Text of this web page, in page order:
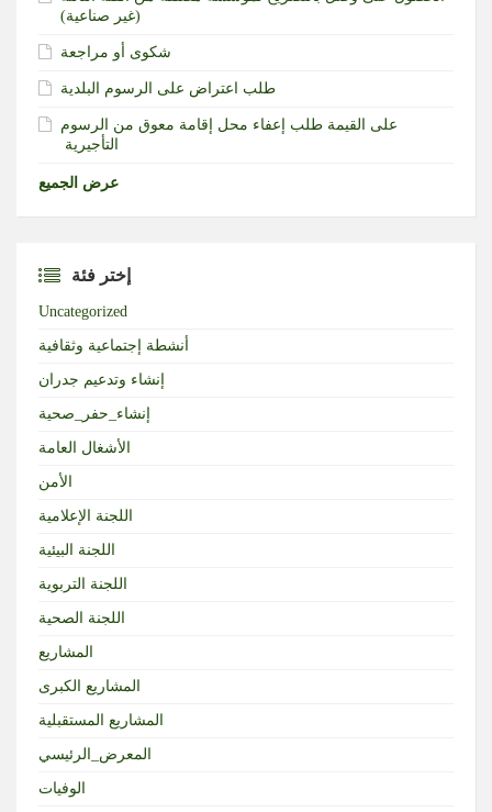
(غير صناعية)‏
شكوى أو مراجعة
طلب اعتراض على الرسوم البلدية
طلب إعفاء محل إقامة معوق من الرسوم‎ ‎على القيمة
التأجيرية ‏
عرض الجميع
إختر فئة
Uncategorized
أنشطة إجتماعية وثقافية
إنشاء وتدعيم جدران
إنشاء_حفر_صحية
الأشغال العامة
الأمن
اللجنة الإعلامية
اللجنة البيئية
اللجنة التربوية
اللجنة الصحية
المشاريع
المشاريع الكبرى
المشاريع المستقبلية
المعرض_الرئيسي
الوفيات